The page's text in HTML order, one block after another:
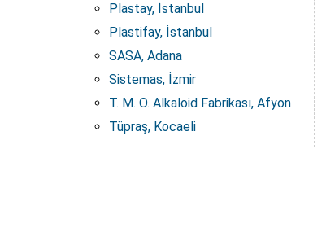
Plastay, İstanbul
Plastifay, İstanbul
SASA, Adana
Sistemas, İzmir
T. M. O. Alkaloid Fabrikası, Afyon
Tüpraş, Kocaeli